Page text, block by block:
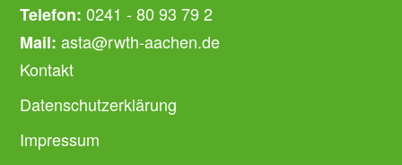
Telefon: 0241 - 80 93 79 2
Mail: asta@rwth-aachen.de
Kontakt
Datenschutzerklärung
Impressum